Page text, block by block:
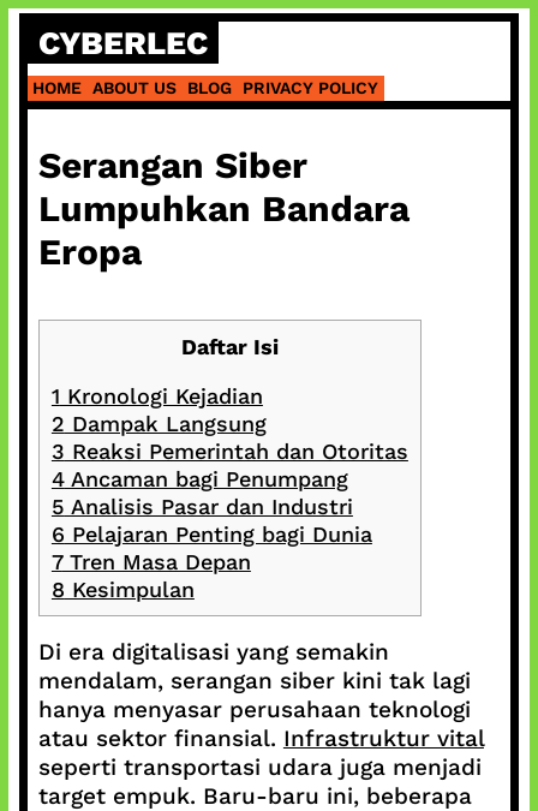
Skip
content
CYBERLEC
HOME ABOUT US BLOG PRIVACY POLICY
Serangan Siber
Lumpuhkan Bandara
Eropa
Daftar Isi
1 Kronologi Kejadian
2 Dampak Langsung
3 Reaksi Pemerintah dan Otoritas
4Ancaman bagi Penumpang
5 Analisis Pasar dan Industri
6 Pelajaran Penting bagi Dunia
7Tren Masa Depan
8 Kesimpulan
Di era digitalisasi yang semakin
mendalam, serangan siber kini tak lagi
hanya menyasar perusahaan teknologi
atau sektor finansial. Infrastruktur vital
seperti transportasi udara juga menjadi
target empuk. Baru-baru ini, beberapa